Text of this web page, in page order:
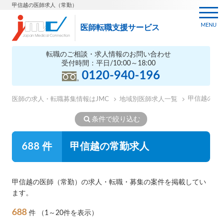
甲信越の医師求人（常勤）
医師転職支援サービス
転職のご相談・求人情報のお問い合わせ
受付時間：平日/10:00～18:00
0120-940-196
MENU
医師の求人・転職募集情報はJMC 地域別医師求人一覧 甲信越の医
条件で絞り込む
688 件 甲信越の常勤求人
甲信越の医師（常勤）の求人・転職・募集の案件を掲載してい
ます。
688 件 （1～20件を表示）